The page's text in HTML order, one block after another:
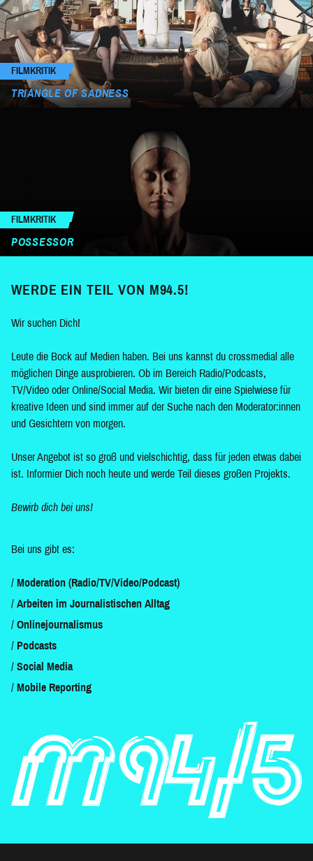
FILMKRITIK
TRIANGLE OF SADNESS
FILMKRITIK
POSSESSOR
WERDE EIN TEIL VON M94.5!
Wir suchen Dich!
Leute die Bock auf Medien haben. Bei uns kannst du crossmedial alle
möglichen Dinge ausprobieren. Ob im Bereich Radio/Podcasts,
TV/Video oder Online/Social Media. Wir bieten dir eine Spielwiese für
kreative Ideen und sind immer auf der Suche nach den Moderator:innen
und Gesichtern von morgen.
Unser Angebot ist so groß und vielschichtig, dass für jeden etwas dabei
ist. Informier Dich noch heute und werde Teil dieses großen Projekts.
Bewirb dich bei uns!
Bei uns gibt es:
Moderation (Radio/TV/Video/Podcast)
Arbeiten im Journalistischen Alltag
Onlinejournalismus
Podcasts
Social Media
Mobile Reporting